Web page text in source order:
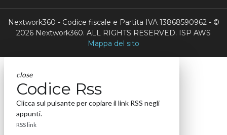
Nextwork360 - Codice fiscale e Partita IVA 13868590962 - ©
2026 Nextwork360. ALL RIGHTS RESERVED. ISP AWS
Mappa del sito
close
Codice Rss
Clicca sul pulsante per copiare il link RSS negli
appunti.
RSS link